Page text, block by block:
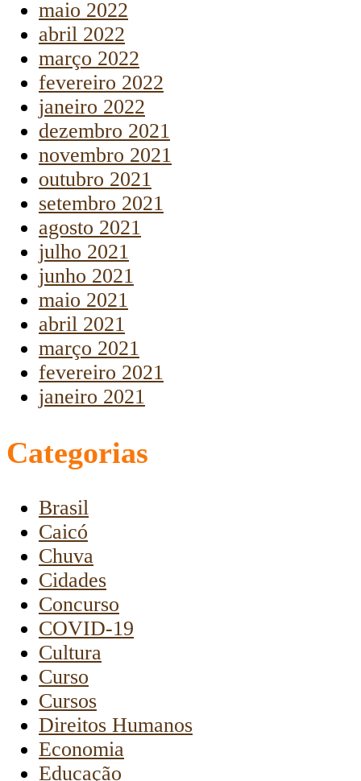
maio 2022
abril 2022
março 2022
fevereiro 2022
janeiro 2022
dezembro 2021
novembro 2021
outubro 2021
setembro 2021
agosto 2021
julho 2021
junho 2021
maio 2021
abril 2021
março 2021
fevereiro 2021
janeiro 2021
Categorias
Brasil
Caicó
Chuva
Cidades
Concurso
COVID-19
Cultura
Curso
Cursos
Direitos Humanos
Economia
Educação